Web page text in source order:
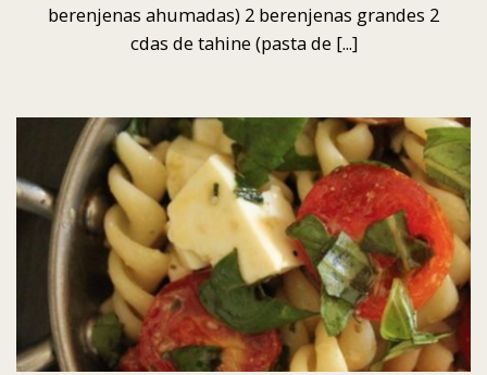
berenjenas ahumadas) 2 berenjenas grandes 2
cdas de tahine (pasta de [...]